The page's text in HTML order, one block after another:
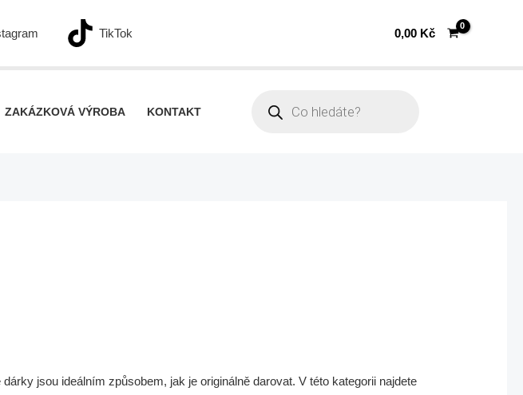
TikTok 0,00 Kč
ZAKÁZKOVÁ VÝROBA KONTAKT
jsou ideálním způsobem, jak je originálně darovat. V této kategorii najdete